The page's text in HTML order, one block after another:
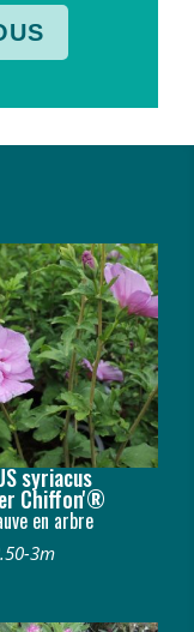
syriacus
Chiffon'®
en arbre
3m